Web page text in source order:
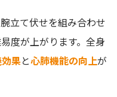
立て伏せを組み合わせ
度が上がります。全身
果と心肺機能の向上が